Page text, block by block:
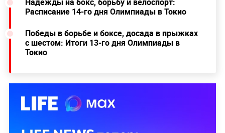
Расписание 14-го дня Олимпиады в Токио
Победы в борьбе и боксе, досада в прыжках
с шестом: Итоги 13-го дня Олимпиады в
Токио